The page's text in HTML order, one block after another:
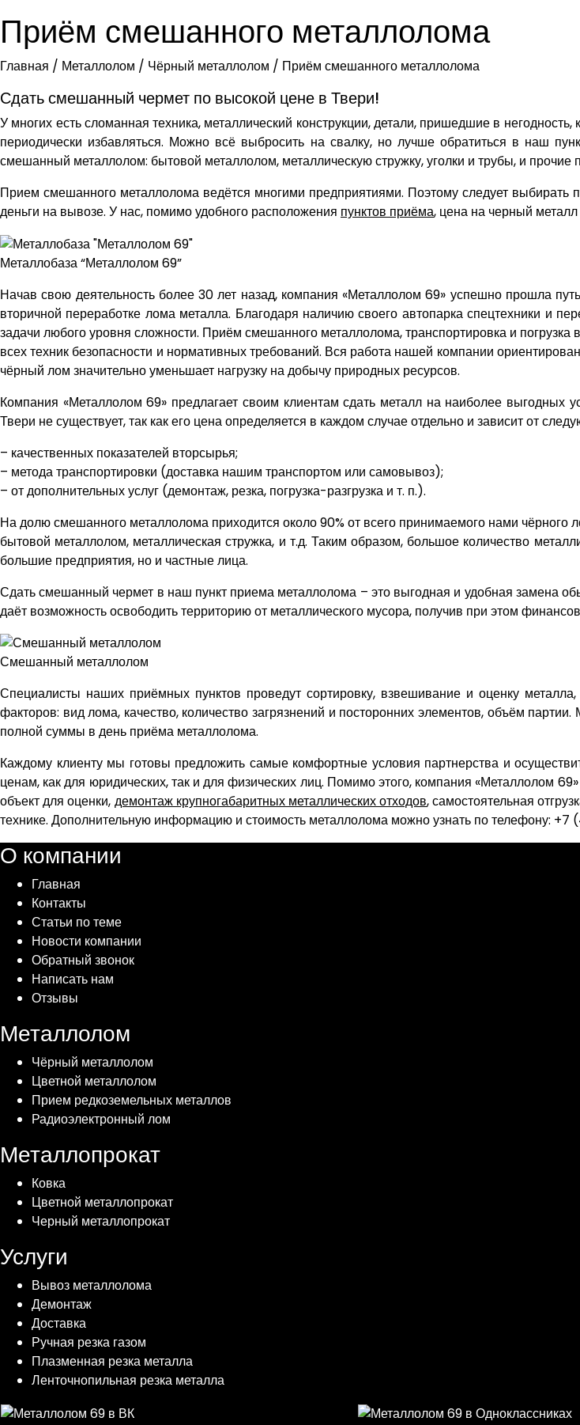
Приём смешанного металлолома
Главная / Металлолом / Чёрный металлолом / Приём смешанного металлолома
Сдать смешанный чермет по высокой цене в Твери!
У многих есть сломанная техника, металлический конструкции, детали, пришедшие в
периодически избавляться. Можно всё выбросить на свалку, но лучше обратиться в наш
смешанный металлолом: бытовой металлолом, металлическую стружку, уголки и трубы, и прочие
Прием смешанного металлолома ведётся многими предприятиями. Поэтому следует выбирать
деньги на вывозе. У нас, помимо удобного расположения пунктов приёма, цена на черный
Металлобаза “Металлолом 69”
Начав свою деятельность более 30 лет назад, компания «Металлолом 69» успешно прошла
вторичной переработке лома металла. Благодаря наличию своего автопарка спецтехники и
задачи любого уровня сложности. Приём смешанного металлолома, транспортировка и
всех техник безопасности и нормативных требований. Вся работа нашей компании
чёрный лом значительно уменьшает нагрузку на добычу природных ресурсов.
Компания «Металлолом 69» предлагает своим клиентам сдать металл на наиболее
Твери не существует, так как его цена определяется в каждом случае отдельно и зависит от
– качественных показателей вторсырья;
– метода транспортировки (доставка нашим транспортом или самовывоз);
– от дополнительных услуг (демонтаж, резка, погрузка-разгрузка и т. п.).
На долю смешанного металлолома приходится около 90% от всего принимаемого нами чёрного
бытовой металлолом, металлическая стружка, и т.д. Таким образом, большое количество
большие предприятия, но и частные лица.
Сдать смешанный чермет в наш пункт приема металлолома – это выгодная и удобная замена
даёт возможность освободить территорию от металлического мусора, получив при этом
Смешанный металлолом
Специалисты наших приёмных пунктов проведут сортировку, взвешивание и оценку
факторов: вид лома, качество, количество загрязнений и посторонних элементов, объём
полной суммы в день приёма металлолома.
Каждому клиенту мы готовы предложить самые комфортные условия партнерства и
ценам, как для юридических, так и для физических лиц. Помимо этого, компания «Металлолом
объект для оценки, демонтаж крупногабаритных металлических отходов, самостоятельная
технике. Дополнительную информацию и стоимость металлолома можно узнать по телефону:
О компании
Главная
Контакты
Статьи по теме
Новости компании
Обратный звонок
Написать нам
Отзывы
Металлолом
Чёрный металлолом
Цветной металлолом
Прием редкоземельных металлов
Радиоэлектронный лом
Металлопрокат
Ковка
Цветной металлопрокат
Черный металлопрокат
Услуги
Вывоз металлолома
Демонтаж
Доставка
Ручная резка газом
Плазменная резка металла
Ленточнопильная резка металла